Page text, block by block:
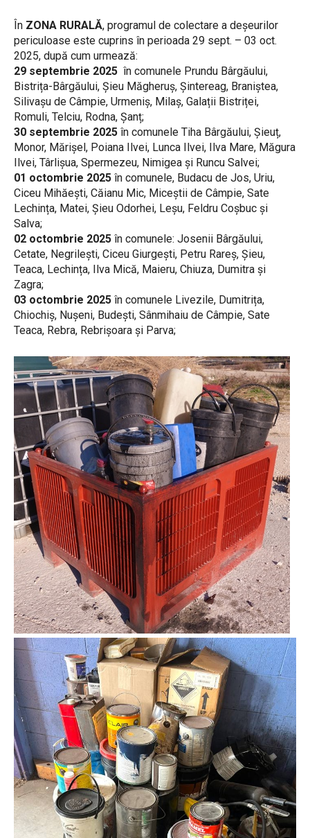
În ZONA RURALĂ, programul de colectare a deșeurilor
periculoase este cuprins în perioada 29 sept. – 03 oct.
2025, după cum urmează:
29 septembrie 2025 în comunele Prundu Bârgăului,
Bistrița-Bârgăului, Șieu Măgheruș, Șintereag, Braniștea,
Silivașu de Câmpie, Urmeniș, Milaș, Galații Bistriței,
Romuli, Telciu, Rodna, Șanț;
30 septembrie 2025 în comunele Tiha Bârgăului, Șieuț,
Monor, Mărișel, Poiana Ilvei, Lunca Ilvei, Ilva Mare, Măgura
Ilvei, Târlișua, Spermezeu, Nimigea și Runcu Salvei;
01 octombrie 2025 în comunele, Budacu de Jos, Uriu,
Ciceu Mihăești, Căianu Mic, Miceștii de Câmpie, Sate
Lechința, Matei, Șieu Odorhei, Leșu, Feldru Coșbuc și
Salva;
02 octombrie 2025 în comunele: Josenii Bârgăului,
Cetate, Negrilești, Ciceu Giurgești, Petru Rareș, Șieu,
Teaca, Lechința, Ilva Mică, Maieru, Chiuza, Dumitra și
Zagra;
03 octombrie 2025 în comunele Livezile, Dumitrița,
Chiochiș, Nușeni, Budești, Sânmihaiu de Câmpie, Sate
Teaca, Rebra, Rebrișoara și Parva;